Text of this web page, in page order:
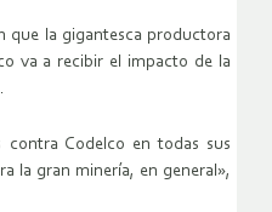
que la gigantesca productora
va a recibir el impacto de la
contra Codelco en todas sus
la gran minería, en general»,